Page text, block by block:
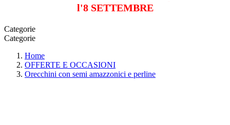
l'8 SETTEMBRE
Categorie
Categorie
Home
OFFERTE E OCCASIONI
Orecchini con semi amazzonici e perline